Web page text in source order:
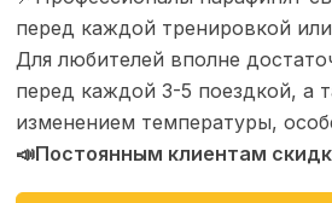
перед каждой тренировкой
Для любителей вполне
перед каждой 3-5 поездкой, а
изменением температуры,
📣Постоянным клиентам